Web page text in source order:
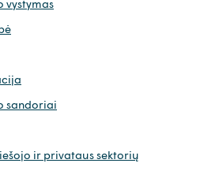
vystymas
sandoriai
ir privataus sektorių